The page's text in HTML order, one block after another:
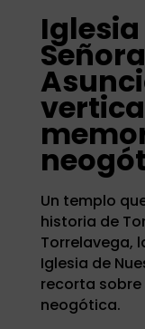
Un templo
historia de
Torrelavega,
Iglesia de
recorta
neogótica.